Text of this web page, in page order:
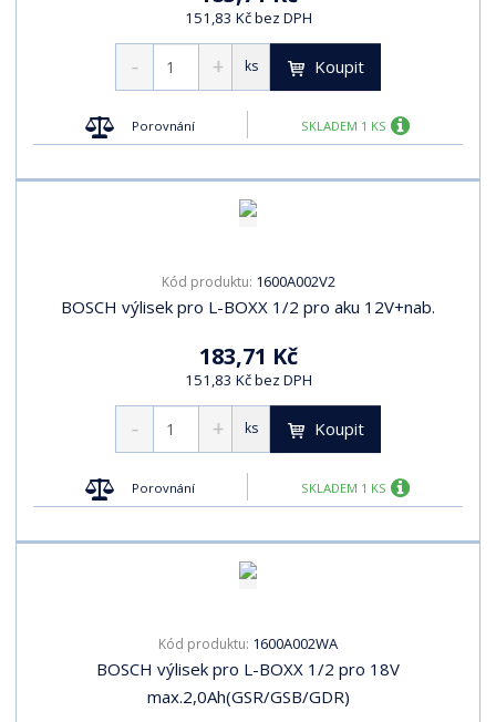
151,83 Kč bez DPH
ks Koupit
Porovnání SKLADEM 1 KS
Kód produktu: 1600A002V2
BOSCH výlisek pro L-BOXX 1/2 pro aku 12V+nab.
183,71 Kč
151,83 Kč bez DPH
ks Koupit
Porovnání SKLADEM 1 KS
Kód produktu: 1600A002WA
BOSCH výlisek pro L-BOXX 1/2 pro 18V
max.2,0Ah(GSR/GSB/GDR)